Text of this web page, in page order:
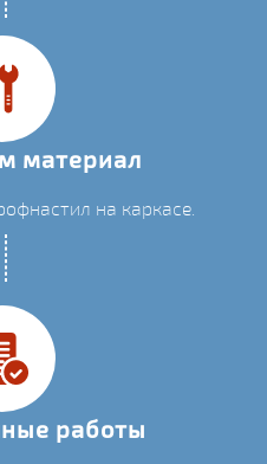
материал
на каркасе.
работы